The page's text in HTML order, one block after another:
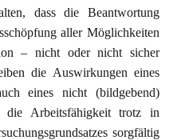
dass die Beantwortung
aller Möglichkeiten
– nicht oder nicht sicher
die Auswirkungen eines
eines nicht (bildgebend)
die Arbeitsfähigkeit trotz in
sorgfältig